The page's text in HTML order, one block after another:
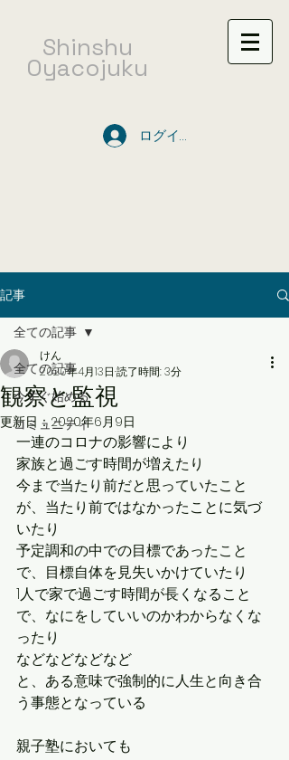
​Shinshu
Oyacojuku
ログイン
記事
全ての記事
今すぐ始める
コミュニティ
全ての記事
観察と監視
けん
2020年4月13日 読了時間: 3分
更新日： 2020年6月9日
一連のコロナの影響により
家族と過ごす時間が増えたり
今まで当たり前だと思っていたこと
が、当たり前ではなかったことに気づ
いたり
予定調和の中での目標であったこと
で、目標自体を見失いかけていたり
1人で家で過ごす時間が長くなること
で、なにをしていいのかわからなくな
ったり
などなどなどなど
と、ある意味で強制的に人生と向き合
う事態となっている
親子塾においても